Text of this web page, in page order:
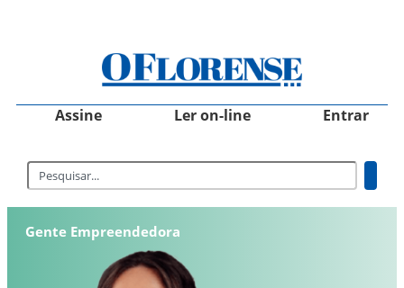
Assine Ler on-line Entrar
Gente Empreendedora